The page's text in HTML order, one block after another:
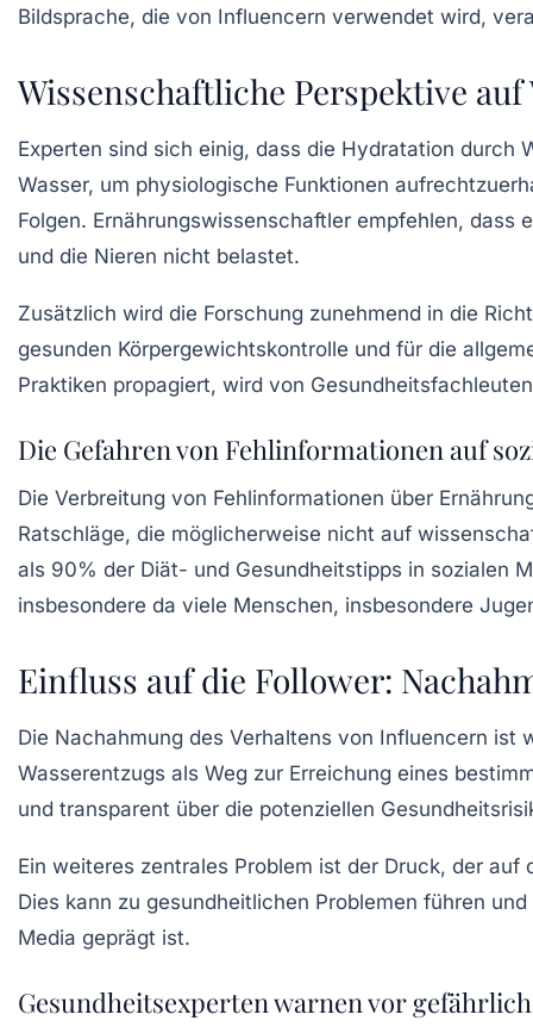
Bildsprache, die von Influencern verwendet wird,
Wissenschaftliche Perspektive
Experten sind sich einig, dass die Hydratation durch
Wasser, um physiologische Funktionen
Folgen. Ernährungswissenschaftler empfehlen, dass
und die Nieren nicht belastet.
Zusätzlich wird die Forschung zunehmend in die
gesunden Körpergewichtskontrolle und für die
Praktiken propagiert, wird von
Die Gefahren von Fehlinformationen auf
Die Verbreitung von Fehlinformationen über
Ratschläge, die möglicherweise nicht auf
als 90% der Diät- und Gesundheitstipps in sozialen
insbesondere da viele Menschen, insbesondere
Einfluss auf die Follower:
Die Nachahmung des Verhaltens von Influencern
Wasserentzugs als Weg zur Erreichung eines
und transparent über die potenziellen
Ein weiteres zentrales Problem ist der Druck, der
Dies kann zu gesundheitlichen Problemen führen
Media geprägt ist.
Gesundheitsexperten warnen vor